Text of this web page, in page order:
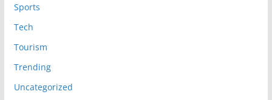
Sports
Tech
Tourism
Trending
Uncategorized